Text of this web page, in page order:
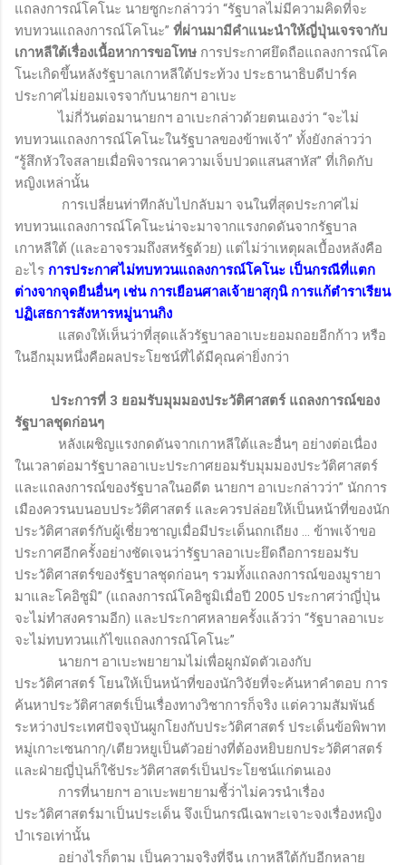
แถลงการณ์โคโนะ นายซูกะกล่าวว่า “รัฐบาลไม่มีความคิดที่จะ
ทบทวนแถลงการณ์โคโนะ” ที่ผ่านมามีคำแนะนำให้ญี่ปุ่นเจรจากับ
เกาหลีใต้เรื่องเนื้อหาการขอโทษ การประกาศยึดถือแถลงการณ์โค
โนะเกิดขึ้นหลังรัฐบาลเกาหลีใต้ประท้วง ประธานาธิบดีปาร์ค
ประกาศไม่ยอมเจรจากับนายกฯ อาเบะ
ไม่กี่วันต่อมานายกฯ อาเบะกล่าวด้วยตนเองว่า “จะไม่
ทบทวนแถลงการณ์โคโนะในรัฐบาลของข้าพเจ้า” ทั้งยังกล่าวว่า
“รู้สึกหัวใจสลายเมื่อพิจารณาความเจ็บปวดแสนสาหัส” ที่เกิดกับ
หญิงเหล่านั้น
การเปลี่ยนท่าทีกลับไปกลับมา จนในที่สุดประกาศไม่
ทบทวนแถลงการณ์โคโนะน่าจะมาจากแรงกดดันจากรัฐบาล
เกาหลีใต้ (และอาจรวมถึงสหรัฐด้วย) แต่ไม่ว่าเหตุผลเบื้องหลังคือ
อะไร การประกาศไม่ทบทวนแถลงการณ์โคโนะ เป็นกรณีที่แตก
ต่างจากจุดยืนอื่นๆ เช่น การเยือนศาลเจ้ายาสุกุนิ การแก้ตำราเรียน
ปฏิเสธการสังหารหมู่นานกิง
แสดงให้เห็นว่าที่สุดแล้วรัฐบาลอาเบะยอมถอยอีกก้าว หรือ
ในอีกมุมหนึ่งคือผลประโยชน์ที่ได้มีคุณค่ายิ่งกว่า
ประการที่ 3 ยอมรับมุมมองประวัติศาสตร์ แถลงการณ์ของ
รัฐบาลชุดก่อนๆ
หลังเผชิญแรงกดดันจากเกาหลีใต้และอื่นๆ อย่างต่อเนื่อง
ในเวลาต่อมารัฐบาลอาเบะประกาศยอมรับมุมมองประวัติศาสตร์
และแถลงการณ์ของรัฐบาลในอดีต นายกฯ อาเบะกล่าวว่า” นักการ
เมืองควรนบนอบประวัติศาสตร์ และควรปล่อยให้เป็นหน้าที่ของนัก
ประวัติศาสตร์กับผู้เชี่ยวชาญเมื่อมีประเด็นถกเถียง ... ข้าพเจ้าขอ
ประกาศอีกครั้งอย่างชัดเจนว่ารัฐบาลอาเบะยึดถือการยอมรับ
ประวัติศาสตร์ของรัฐบาลชุดก่อนๆ รวมทั้งแถลงการณ์ของมูรายา
มาและโคอิซูมิ” (แถลงการณ์โคอิซูมิเมื่อปี 2005 ประกาศว่าญี่ปุ่น
จะไม่ทำสงครามอีก) และประกาศหลายครั้งแล้วว่า “รัฐบาลอาเบะ
จะไม่ทบทวนแก้ไขแถลงการณ์โคโนะ”
นายกฯ อาเบะพยายามไม่เพื่อผูกมัดตัวเองกับ
ประวัติศาสตร์ โยนให้เป็นหน้าที่ของนักวิจัยที่จะค้นหาคำตอบ การ
ค้นหาประวัติศาสตร์เป็นเรื่องทางวิชาการก็จริง แต่ความสัมพันธ์
ระหว่างประเทศปัจจุบันผูกโยงกับประวัติศาสตร์ ประเด็นข้อพิพาท
หมู่เกาะเซนกากุ/เตียวหยูเป็นตัวอย่างที่ต้องหยิบยกประวัติศาสตร์
และฝ่ายญี่ปุ่นก็ใช้ประวัติศาสตร์เป็นประโยชน์แก่ตนเอง
การที่นายกฯ อาเบะพยายามชี้ว่าไม่ควรนำเรื่อง
ประวัติศาสตร์มาเป็นประเด็น จึงเป็นกรณีเฉพาะเจาะจงเรื่องหญิง
บำเรอเท่านั้น
อย่างไรก็ตาม เป็นความจริงที่จีน เกาหลีใต้กับอีกหลาย